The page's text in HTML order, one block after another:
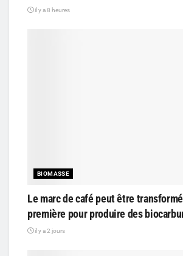
il y a 8 heures
BIOMASSE
Le marc de café peut être
première pour produire des
il y a 2 jours